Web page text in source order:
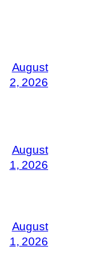
August
2, 2026
August
1, 2026
August
1, 2026